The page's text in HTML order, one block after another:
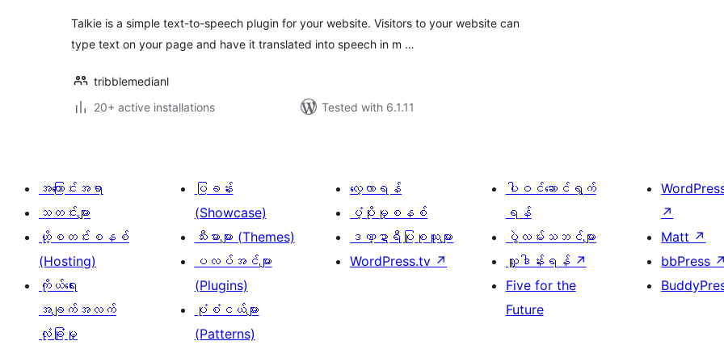
Talkie is a simple text-to-speech plugin for your website. Visitors to your website can
type text on your page and have it translated into speech in m …
tribblemedianl
20+ active installations
Tested with 6.1.11
အကြောင်းအရာ
သတင်းများ
ဟို့စတင်းစနစ်
(Hosting)
ကိုယ်ရေး
အချက်အလက်
လုံခြုံမှု
ပြခန်း
(Showcase)
သီးမားများ (Themes)
ပလပ်အင်များ
(Plugins)
ပုံစံငယ်များ
(Patterns)
လေ့လာရန်
ပံ့ပိုးမှုစနစ်
ဒဏ္ဍာရီပြုစုသူများ
WordPress.tv ↗
ပါဝင်ဆောင်ရွက်
ရန်
ပွဲလမ်းသဘင်များ
လှူဒါန်းရန် ↗
Five for the
Future
↗
Matt ↗
bbPress ↗